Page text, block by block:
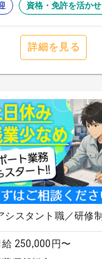
資格・免許を活か
詳細を見る
シスタント職／研修
給 250,000円〜